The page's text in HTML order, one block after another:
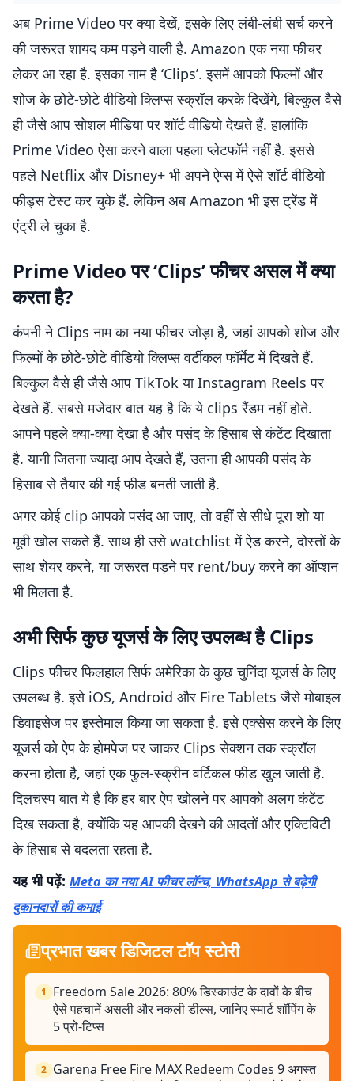
अब Prime Video पर क्या देखें, इसके लिए लंबी-लंबी सर्च करने
की जरूरत शायद कम पड़ने वाली है. Amazon एक नया फीचर
लेकर आ रहा है. इसका नाम है ‘Clips’. इसमें आपको फिल्मों और
शोज के छोटे-छोटे वीडियो क्लिप्स स्क्रॉल करके दिखेंगे, बिल्कुल वैसे
ही जैसे आप सोशल मीडिया पर शॉर्ट वीडियो देखते हैं. हालांकि
Prime Video ऐसा करने वाला पहला प्लेटफॉर्म नहीं है. इससे
पहले Netflix और Disney+ भी अपने ऐप्स में ऐसे शॉर्ट वीडियो
फीड्स टेस्ट कर चुके हैं. लेकिन अब Amazon भी इस ट्रेंड में
एंट्री ले चुका है.
Prime Video पर ‘Clips’ फीचर असल में क्या
करता है?
कंपनी ने Clips नाम का नया फीचर जोड़ा है, जहां आपको शोज और
फिल्मों के छोटे-छोटे वीडियो क्लिप्स वर्टीकल फॉर्मेट में दिखते हैं.
बिल्कुल वैसे ही जैसे आप TikTok या Instagram Reels पर
देखते हैं. सबसे मजेदार बात यह है कि ये clips रैंडम नहीं होते.
आपने पहले क्या-क्या देखा है और पसंद के हिसाब से कंटेंट दिखाता
है. यानी जितना ज्यादा आप देखते हैं, उतना ही आपकी पसंद के
हिसाब से तैयार की गई फीड बनती जाती है.
अगर कोई clip आपको पसंद आ जाए, तो वहीं से सीधे पूरा शो या
मूवी खोल सकते हैं. साथ ही उसे watchlist में ऐड करने, दोस्तों के
साथ शेयर करने, या जरूरत पड़ने पर rent/buy करने का ऑप्शन
भी मिलता है.
अभी सिर्फ कुछ यूजर्स के लिए उपलब्ध है Clips
Clips फीचर फिलहाल सिर्फ अमेरिका के कुछ चुनिंदा यूजर्स के लिए
उपलब्ध है. इसे iOS, Android और Fire Tablets जैसे मोबाइल
डिवाइसेज पर इस्तेमाल किया जा सकता है. इसे एक्सेस करने के लिए
यूजर्स को ऐप के होमपेज पर जाकर Clips सेक्शन तक स्क्रॉल
करना होता है, जहां एक फुल-स्क्रीन वर्टिकल फीड खुल जाती है.
दिलचस्प बात ये है कि हर बार ऐप खोलने पर आपको अलग कंटेंट
दिख सकता है, क्योंकि यह आपकी देखने की आदतों और एक्टिविटी
के हिसाब से बदलता रहता है.
यह भी पढ़ें: Meta का नया AI फीचर लॉन्च, WhatsApp से बढ़ेगी
दुकानदारों की कमाई
प्रभात खबर डिजिटल टॉप स्टोरी
1
Freedom Sale 2026: 80% डिस्काउंट के दावों के बीच
ऐसे पहचानें असली और नकली डील्स, जानिए स्मार्ट शॉपिंग के
5 प्रो-टिप्स
2 Garena Free Fire MAX Redeem Codes 9 अगस्त